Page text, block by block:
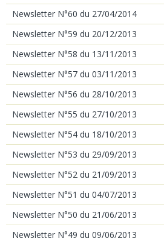
Newsletter N°60 du 27/04/2014
Newsletter N°59 du 20/12/2013
Newsletter N°58 du 13/11/2013
Newsletter N°57 du 03/11/2013
Newsletter N°56 du 28/10/2013
Newsletter N°55 du 27/10/2013
Newsletter N°54 du 18/10/2013
Newsletter N°53 du 29/09/2013
Newsletter N°52 du 21/09/2013
Newsletter N°51 du 04/07/2013
Newsletter N°50 du 21/06/2013
Newsletter N°49 du 09/06/2013